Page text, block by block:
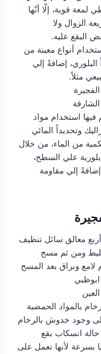
لمعة قوية، إلّا أنّها
الزوال ولا
البقع عليه.
أنواع معينة من
البلوري، إضافةً إلي
مثلاً.
فيها استخدام مواد
وتحديداً المائي
من الماء، من خلال
علي السطح،
إلي مقاومة
معالق سائل تنظيف
ومن ثم مسح
وبراق بعد المسح
بالمواد الحمضية
وجود خدوش بالرخام
انسكاب بقع
بسرعة لأنها تعمل على